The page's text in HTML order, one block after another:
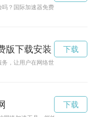
？国际加速器免费版下载正是您
版下载安装
，让用户在网络世界中畅享高速
下载
下载